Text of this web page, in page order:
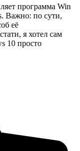
программа Win
Важно: по сути,
её
я хотел сам
10 просто